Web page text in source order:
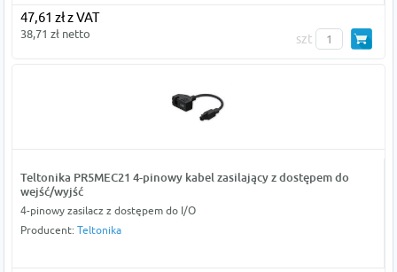
47,61 zł z VAT
38,71 zł netto szt
Teltonika PR5MEC21 4-pinowy kabel zasilający z dostępem do
wejść/wyjść
4-pinowy zasilacz z dostępem do I/O
Producent: Teltonika